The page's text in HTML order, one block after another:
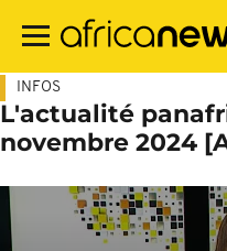
contenu
INFOS
L'actualité
novembre 2024